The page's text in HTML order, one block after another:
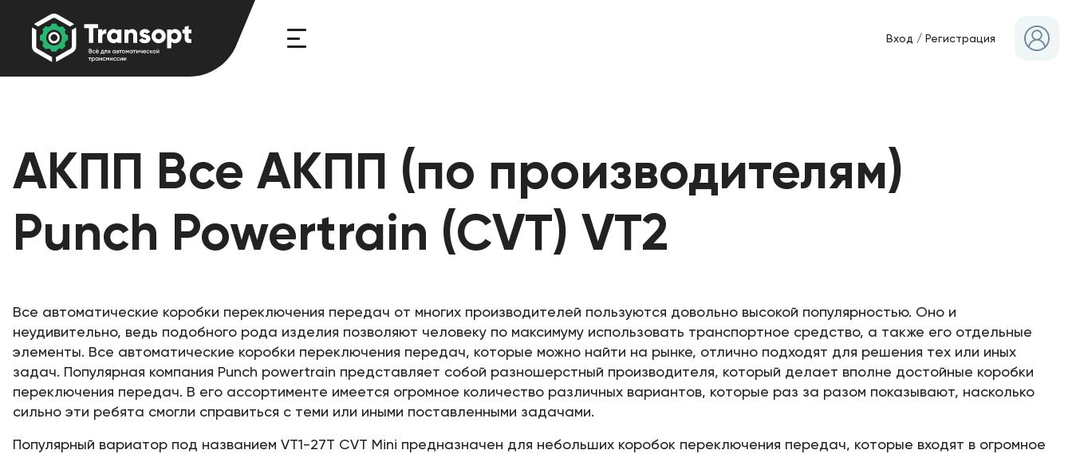
Вход /Регистрация
АКПП Все АКПП (по производителям)
Punch Powertrain (CVT) VT2
Все автоматические коробки переключения передач от многих производителей пользуются довольно высокой популярностью. Оно и
неудивительно, ведь подобного рода изделия позволяют человеку по максимуму использовать транспортное средство, а также его отдельные
элементы. Все автоматические коробки переключения передач, которые можно найти на рынке, отлично подходят для решения тех или иных
задач. Популярная компания Punch powertrain представляет собой разношерстный производителя, который делает вполне достойные коробки
переключения передач. В его ассортименте имеется огромное количество различных вариантов, которые раз за разом показывают, насколько
сильно эти ребята смогли справиться с теми или иными поставленными задачами.
Популярный вариатор под названием VT1-27T CVT Mini предназначен для небольших коробок переключения передач, которые входят в огромное